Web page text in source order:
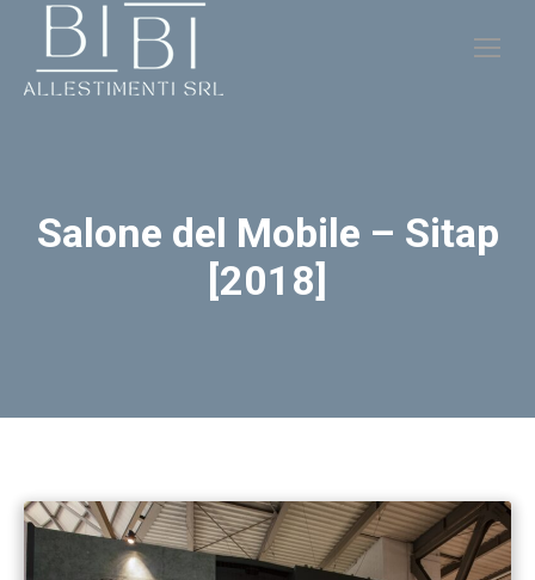
Salone del Mobile – Sitap
[2018]